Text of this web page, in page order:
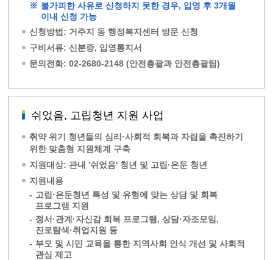
※ 불가피한 사유로 신청하지 못한 경우, 입영 후 3개월
이내 신청 가능
신청방법: 거주지 동 행정복지센터 방문 신청
구비서류: 신분증, 입영통지서
문의전화: 02-2680-2148 (안전총괄과 안전총괄팀)
쉬었음, 고립청년 지원 사업
취약 위기 청년들의 심리·사회적 회복과 자립을 촉진하기
위한 맞춤형 지원체계 구축
지원대상: 관내 '쉬었음' 청년 및 고립·은둔 청년
지원내용
- 고립·은둔청년 특성 및 유형에 맞는 상담 및 회복
프로그램 지원
- 정서·관계·자신감 회복 프로그램, 상담·자조모임,
진로탐색·취업지원 등
- 부모 및 시민 교육을 통한 지역사회 인식 개선 및 사회적
관심 제고